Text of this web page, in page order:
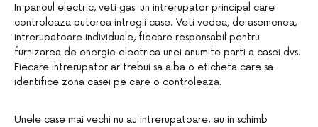
In panoul electric, veti gasi un intrerupator principal care
controleaza puterea intregii case. Veti vedea, de asemenea,
intrerupatoare individuale, fiecare responsabil pentru
furnizarea de energie electrica unei anumite parti a casei dvs.
Fiecare intrerupator ar trebui sa aiba o eticheta care sa
identifice zona casei pe care o controleaza.
Unele case mai vechi nu au intrerupatoare; au in schimb